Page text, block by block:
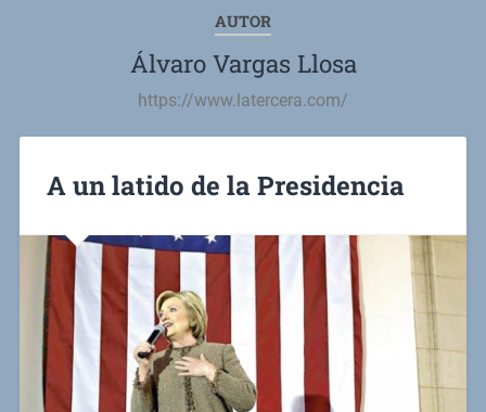
AUTOR
Álvaro Vargas Llosa
https://www.latercera.com/
A un latido de la Presidencia